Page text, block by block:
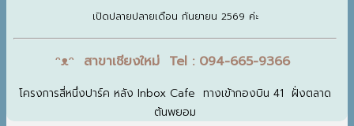
เปิดปลายปลายเดือน กันยายน 2569 ค่ะ
ᵔᴥᵔ สาขาเชียงใหม่ Tel : 094-665-9366
โครงการสี่หนึ่งปาร์ค หลัง Inbox Cafe ทางเข้ากองบิน 41 ฝั่งตลาด
ต้นพยอม